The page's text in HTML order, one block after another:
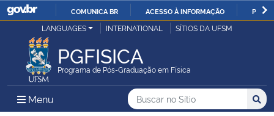
IR
O
COMUNICA BR ACESSO À INFORMAÇÃO
Ministério da Justiça e Segurança Pública
Ministério da Defesa
LANGUAGES INTERNATIONAL SÍTIOS DA UFSM
PGFISICA
Programa de Pós-Graduação em Física
Menu Menu Principal do Sítio
Busca
Buscar no no Sítio
Busca: